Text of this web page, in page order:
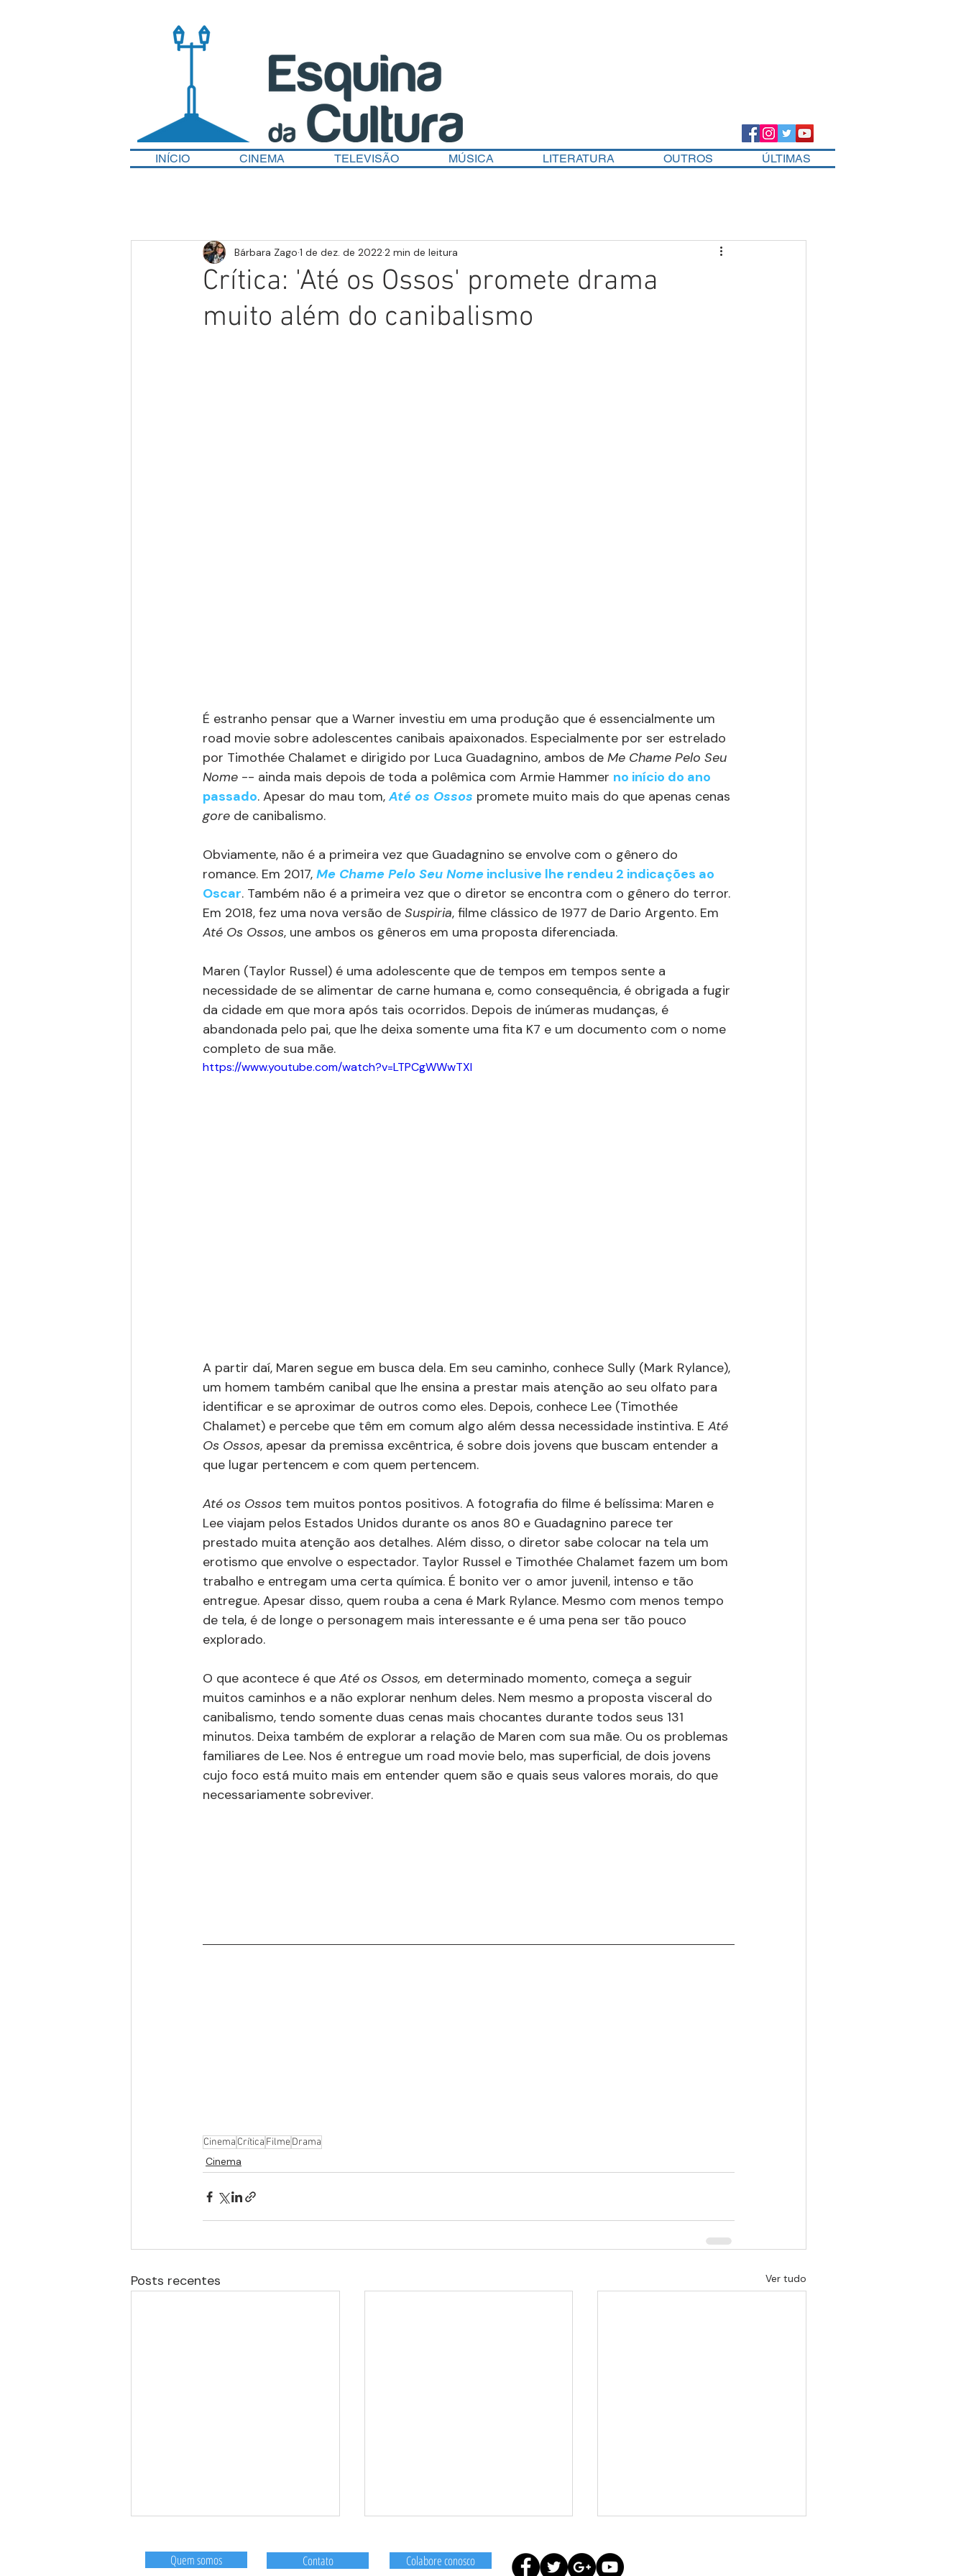
INÍCIO CINEMA TELEVISÃO MÚSICA LITERATURA OUTROS ÚLTIMAS
Crítica: 'Até os Ossos' promete drama
muito além do canibalismo
Bárbara Zago 1 de dez. de 2022 2 min de leitura
É estranho pensar que a Warner investiu em uma produção que é essencialmente um
road movie sobre adolescentes canibais apaixonados. Especialmente por ser estrelado
por Timothée Chalamet e dirigido por Luca Guadagnino, ambos de Me Chame Pelo Seu
Nome -- ainda mais depois de toda a polêmica com Armie Hammer no início do ano
passado. Apesar do mau tom, Até os Ossos promete muito mais do que apenas cenas
gore de canibalismo.
Obviamente, não é a primeira vez que Guadagnino se envolve com o gênero do
romance. Em 2017, Me Chame Pelo Seu Nome inclusive lhe rendeu 2 indicações ao
Oscar. Também não é a primeira vez que o diretor se encontra com o gênero do terror.
Em 2018, fez uma nova versão de Suspiria, filme clássico de 1977 de Dario Argento. Em
Até Os Ossos, une ambos os gêneros em uma proposta diferenciada.
Maren (Taylor Russel) é uma adolescente que de tempos em tempos sente a
necessidade de se alimentar de carne humana e, como consequência, é obrigada a fugir
da cidade em que mora após tais ocorridos. Depois de inúmeras mudanças, é
abandonada pelo pai, que lhe deixa somente uma fita K7 e um documento com o nome
completo de sua mãe.
https://www.youtube.com/watch?v=LTPCgWWwTXI
A partir daí, Maren segue em busca dela. Em seu caminho, conhece Sully (Mark Rylance),
um homem também canibal que lhe ensina a prestar mais atenção ao seu olfato para
identificar e se aproximar de outros como eles. Depois, conhece Lee (Timothée
Chalamet) e percebe que têm em comum algo além dessa necessidade instintiva. E Até
Os Ossos, apesar da premissa excêntrica, é sobre dois jovens que buscam entender a
que lugar pertencem e com quem pertencem.
Até os Ossos tem muitos pontos positivos. A fotografia do filme é belíssima: Maren e
Lee viajam pelos Estados Unidos durante os anos 80 e Guadagnino parece ter
prestado muita atenção aos detalhes. Além disso, o diretor sabe colocar na tela um
erotismo que envolve o espectador. Taylor Russel e Timothée Chalamet fazem um bom
trabalho e entregam uma certa química. É bonito ver o amor juvenil, intenso e tão
entregue. Apesar disso, quem rouba a cena é Mark Rylance. Mesmo com menos tempo
de tela, é de longe o personagem mais interessante e é uma pena ser tão pouco
explorado.
O que acontece é que Até os Ossos, em determinado momento, começa a seguir
muitos caminhos e a não explorar nenhum deles. Nem mesmo a proposta visceral do
canibalismo, tendo somente duas cenas mais chocantes durante todos seus 131
minutos. Deixa também de explorar a relação de Maren com sua mãe. Ou os problemas
familiares de Lee. Nos é entregue um road movie belo, mas superficial, de dois jovens
cujo foco está muito mais em entender quem são e quais seus valores morais, do que
necessariamente sobreviver.
Cinema Crítica FilmeDrama
Cinema
Posts recentes Ver tudo
Quem somos Contato Colabore conosco